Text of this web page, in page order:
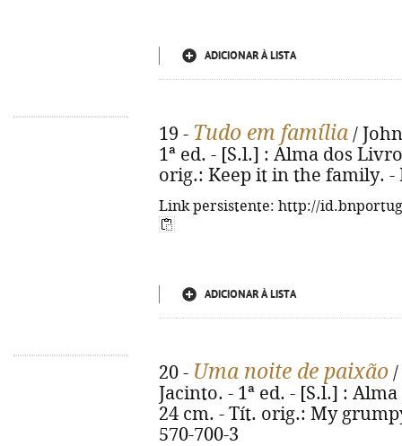
ADICIONAR À LISTA
19 - Tudo em família /
1ª ed. - [S.l.] : Alma dos
orig.: Keep it in the family. -
Link persistente: http://
ADICIONAR À LISTA
20 - Uma noite de paixão /
Jacinto. - 1ª ed. - [S.l.] :
24 cm. - Tít. orig.: My
570-700-3